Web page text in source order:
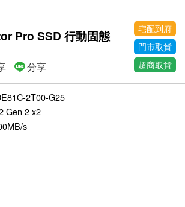
Pro SSD 行動固態
宅配到府
門市取貨
超商取貨
分享
2T00-G25
Gen 2 x2
s